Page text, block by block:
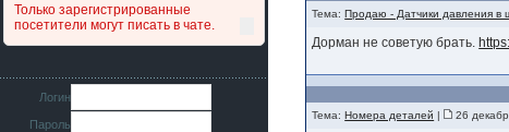
сравнивал подушку акпп бензиновой и
дизельной машины намера
4578063AG и 4578061AG? По фото
iMrCoffeeBLR4
11 июля 2026
[b]era124[/b],
Только зарегистрированные
посетители могут писать в чате.
Логин
Пароль
Тема:Продаю - Датчики давления в
Дорман не советую брать.
Тема:Номера деталей | 26